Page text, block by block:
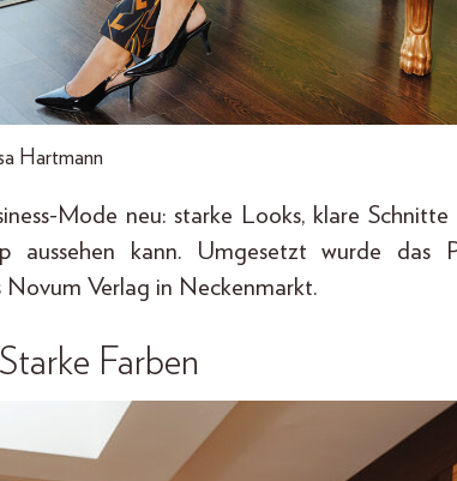
Hartmann
Mode neu: starke Looks, klare
aussehen kann. Umgesetzt wurde das
Novum Verlag in Neckenmarkt.
Farben